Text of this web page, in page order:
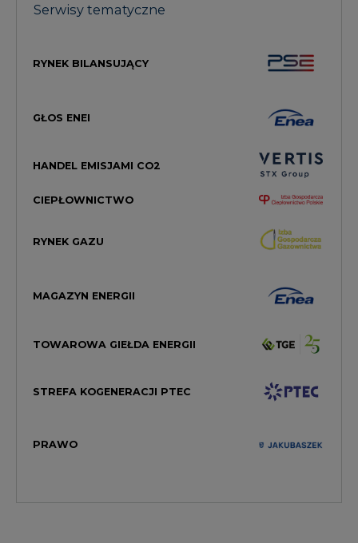
Serwisy tematyczne
RYNEK BILANSUJĄCY
GŁOS ENEI
HANDEL EMISJAMI CO2
CIEPŁOWNICTWO
RYNEK GAZU
MAGAZYN ENERGII
TOWAROWA GIEŁDA ENERGII
STREFA KOGENERACJI PTEC
PRAWO